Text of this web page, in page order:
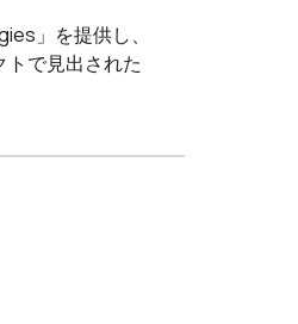
」を提供し、
で見出された